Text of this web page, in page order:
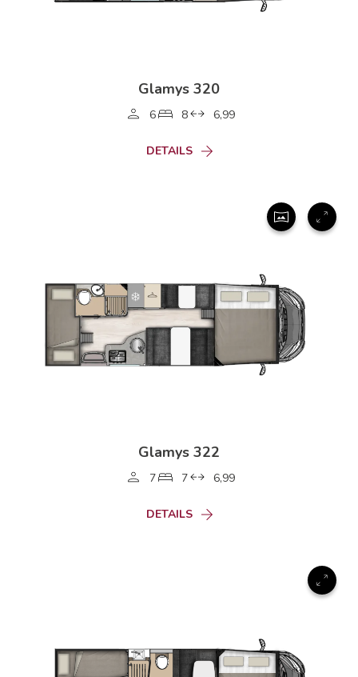
Glamys 320
6 8 6,99
DETAILS
Glamys 322
7 7 6,99
DETAILS